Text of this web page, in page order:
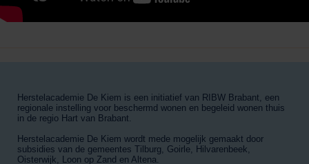
Herstelacademie De Kiem is een initiatief van RIBW Brabant, een
regionale instelling voor beschermd wonen en begeleid wonen thuis
in de regio Hart van Brabant.
Herstelacademie De Kiem wordt mede mogelijk gemaakt door
subsidies van de gemeentes Tilburg, Goirle, Hilvarenbeek,
Oisterwijk, Loon op Zand en Altena.